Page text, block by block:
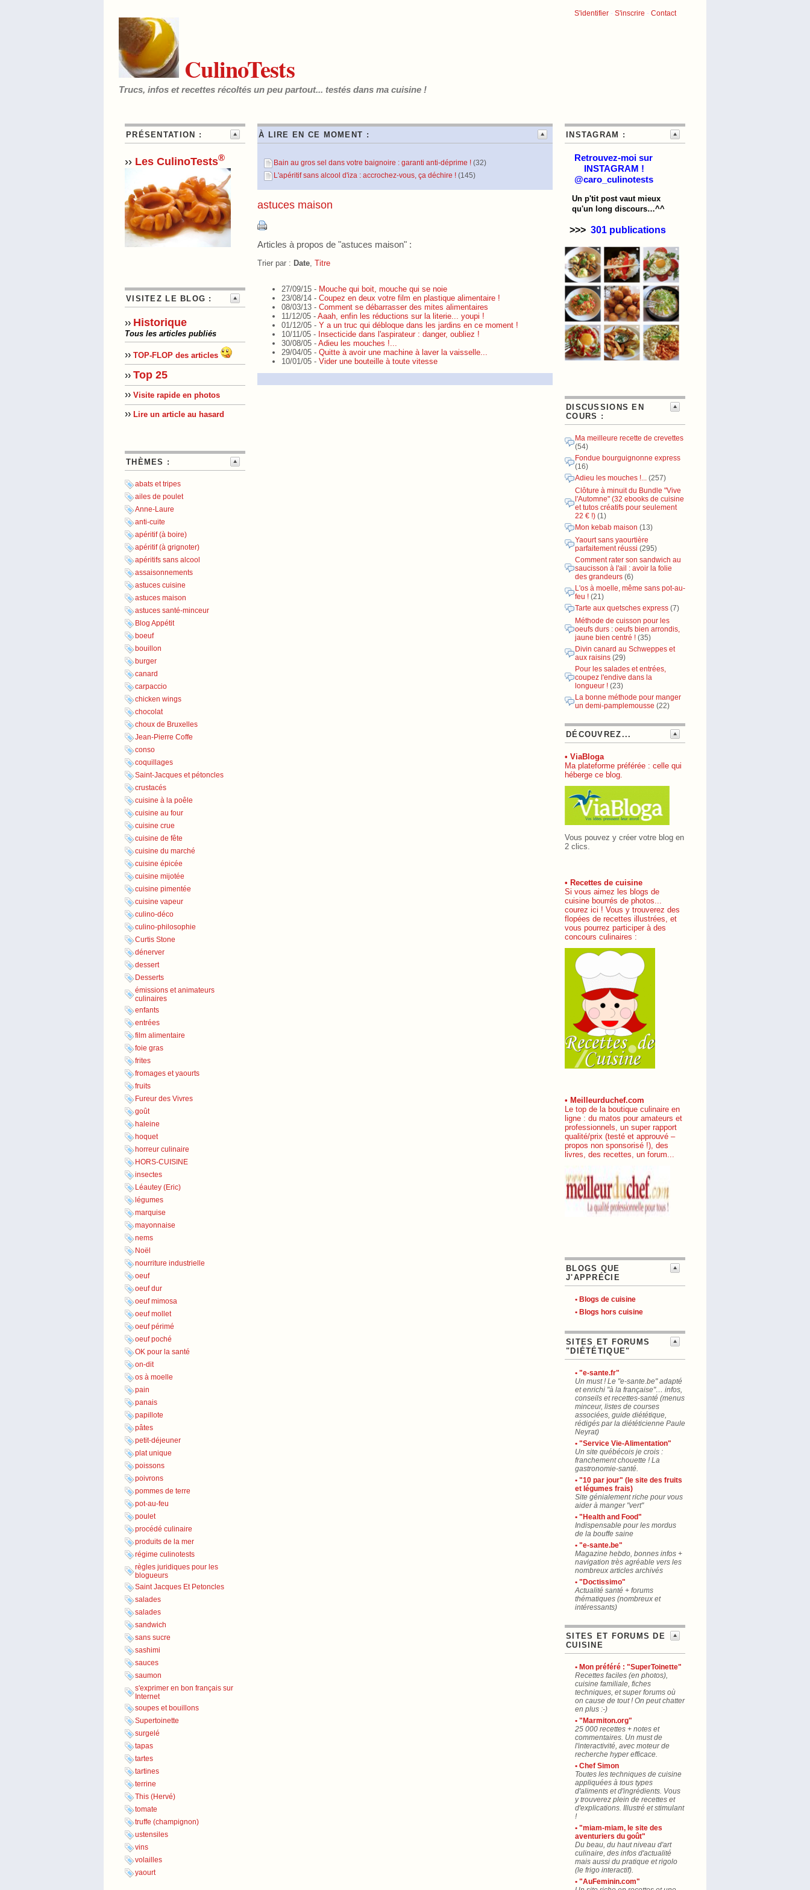
S'identifier - S'inscrire - Contact
CulinoTests
Trucs, infos et recettes récoltés un peu partout... testés dans ma cuisine !
PRÉSENTATION :
›› Les CulinoTests®
VISITEZ LE BLOG :
›› Historique
Tous les articles publiés
›› TOP-FLOP des articles
›› Top 25
›› Visite rapide en photos
›› Lire un article au hasard
THÈMES :
abats et tripes
ailes de poulet
Anne-Laure
anti-cuite
apéritif (à boire)
apéritif (à grignoter)
apéritifs sans alcool
assaisonnements
astuces cuisine
astuces maison
astuces santé-minceur
Blog Appétit
boeuf
bouillon
burger
canard
carpaccio
chicken wings
chocolat
choux de Bruxelles
Jean-Pierre Coffe
conso
coquillages
Saint-Jacques et pétoncles
crustacés
cuisine à la poêle
cuisine au four
cuisine crue
cuisine de fête
cuisine du marché
cuisine épicée
cuisine mijotée
cuisine pimentée
cuisine vapeur
culino-déco
culino-philosophie
Curtis Stone
dénerver
dessert
Desserts
émissions et animateurs
culinaires
enfants
entrées
film alimentaire
foie gras
frites
fromages et yaourts
fruits
Fureur des Vivres
goût
haleine
hoquet
horreur culinaire
HORS-CUISINE
insectes
Léautey (Eric)
légumes
marquise
mayonnaise
nems
Noël
nourriture industrielle
oeuf
oeuf dur
oeuf mimosa
oeuf mollet
oeuf périmé
oeuf poché
OK pour la santé
on-dit
os à moelle
pain
panais
papillote
pâtes
petit-déjeuner
plat unique
poissons
poivrons
pommes de terre
pot-au-feu
poulet
procédé culinaire
produits de la mer
régime culinotests
règles juridiques pour les
blogueurs
Saint Jacques Et Petoncles
salades
salades
sandwich
sans sucre
sashimi
sauces
saumon
s'exprimer en bon français sur
Internet
soupes et bouillons
Supertoinette
surgelé
tapas
tartes
tartines
terrine
This (Hervé)
tomate
truffe (champignon)
ustensiles
vins
volailles
yaourt
À LIRE EN CE MOMENT :
Bain au gros sel dans votre baignoire : garanti anti-déprime ! (32)
L'apéritif sans alcool d'iza : accrochez-vous, ça déchire ! (145)
astuces maison
Articles à propos de "astuces maison" :
Trier par : Date Titre
27/09/15 - Mouche qui boit, mouche qui se noie
23/08/14 - Coupez en deux votre film en plastique alimentaire !
08/03/13 - Comment se débarrasser des mites alimentaires
11/12/05 - Aaah, enfin les réductions sur la literie... youpi !
01/12/05 - Y a un truc qui débloque dans les jardins en ce moment !
10/11/05 - Insecticide dans l'aspirateur : danger, oubliez !
30/08/05 - Adieu les mouches !...
29/04/05 - Quitte à avoir une machine à laver la vaisselle...
10/01/05 - Vider une bouteille à toute vitesse
INSTAGRAM :
Retrouvez-moi sur
INSTAGRAM !
@caro_culinotests
Un p'tit post vaut mieux
qu'un long discours…^^
>>> 301 publications
DISCUSSIONS EN
COURS :
Ma meilleure recette de crevettes
(54)
Fondue bourguignonne express
(16)
Adieu les mouches !... (257)
Clôture à minuit du Bundle "Vive
l'Automne" (32 ebooks de cuisine
et tutos créatifs pour seulement
22 € !) (1)
Mon kebab maison (13)
Yaourt sans yaourtière
parfaitement réussi (295)
Comment rater son sandwich au
saucisson à l'ail : avoir la folie
des grandeurs (6)
L'os à moelle, même sans pot-au-
feu ! (21)
Tarte aux quetsches express (7)
Méthode de cuisson pour les
oeufs durs : oeufs bien arrondis,
jaune bien centré ! (35)
Divin canard au Schweppes et
aux raisins (29)
Pour les salades et entrées,
coupez l'endive dans la
longueur ! (23)
La bonne méthode pour manger
un demi-pamplemousse (22)
DÉCOUVREZ...
• ViaBloga
Ma plateforme préférée : celle qui
héberge ce blog.
Vous pouvez y créer votre blog en
2 clics.
• Recettes de cuisine
Si vous aimez les blogs de
cuisine bourrés de photos...
courez ici ! Vous y trouverez des
flopées de recettes illustrées, et
vous pourrez participer à des
concours culinaires :
• Meilleurduchef.com
Le top de la boutique culinaire en
ligne : du matos pour amateurs et
professionnels, un super rapport
qualité/prix (testé et approuvé –
propos non sponsorisé !), des
livres, des recettes, un forum...
BLOGS QUE
J'APPRÉCIE
• Blogs de cuisine
• Blogs hors cuisine
SITES ET FORUMS
"DIÉTÉTIQUE"
• "e-sante.fr"
Un must ! Le "e-sante.be" adapté
et enrichi "à la française"… infos,
conseils et recettes-santé (menus
minceur, listes de courses
associées, guide diététique,
rédigés par la diététicienne Paule
Neyrat)
• "Service Vie-Alimentation"
Un site québécois je crois :
franchement chouette ! La
gastronomie-santé.
• "10 par jour" (le site des fruits
et légumes frais)
Site génialement riche pour vous
aider à manger "vert"
• "Health and Food"
Indispensable pour les mordus
de la bouffe saine
• "e-sante.be"
Magazine hebdo, bonnes infos +
navigation très agréable vers les
nombreux articles archivés
• "Doctissimo"
Actualité santé + forums
thématiques (nombreux et
intéressants)
SITES ET FORUMS DE
CUISINE
• Mon préféré : "SuperToinette"
Recettes faciles (en photos),
cuisine familiale, fiches
techniques, et super forums où
on cause de tout ! On peut chatter
en plus :-)
• "Marmiton.org"
25 000 recettes + notes et
commentaires. Un must de
l'interactivité, avec moteur de
recherche hyper efficace.
• Chef Simon
Toutes les techniques de cuisine
appliquées à tous types
d'aliments et d'ingrédients. Vous
y trouverez plein de recettes et
d'explications. Illustré et stimulant
!
• "miam-miam, le site des
aventuriers du goût"
Du beau, du haut niveau d'art
culinaire, des infos d'actualité
mais aussi du pratique et rigolo
(le frigo interactif).
• "AuFeminin.com"